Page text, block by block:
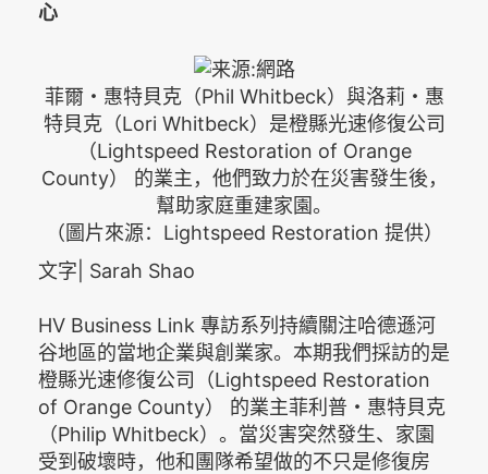
心
菲爾・惠特貝克（Phil Whitbeck）與洛莉・惠
特貝克（Lori Whitbeck）是橙縣光速修復公司
（Lightspeed Restoration of Orange
County） 的業主，他們致力於在災害發生後，
幫助家庭重建家園。
（圖片來源：Lightspeed Restoration 提供）
文字| Sarah Shao
HV Business Link 專訪系列持續關注哈德遜河
谷地區的當地企業與創業家。本期我們採訪的是
橙縣光速修復公司（Lightspeed Restoration
of Orange County） 的業主菲利普・惠特貝克
（Philip Whitbeck）。當災害突然發生、家園
受到破壞時，他和團隊希望做的不只是修復房